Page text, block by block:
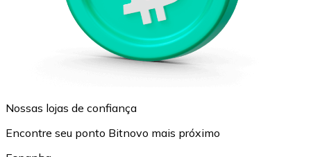
Nossas lojas de confiança
Encontre seu ponto Bitnovo mais próximo